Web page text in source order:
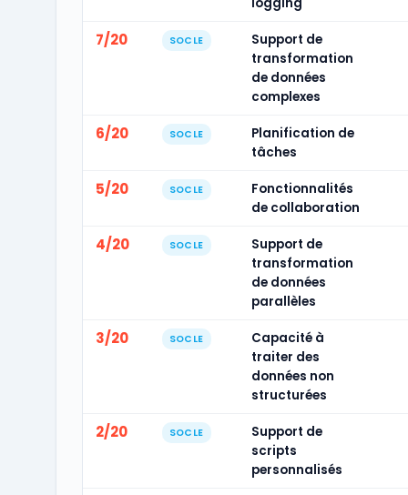
7/20 SOCLE
Support de
transformation
de données
complexes
6/20 SOCLE
Planification de
tâches
5/20 SOCLE
Fonctionnalités
de collaboration
4/20 SOCLE
Support de
transformation
de données
parallèles
3/20 SOCLE
Capacité à
traiter des
données non
structurées
2/20 SOCLE
Support de
scripts
personnalisés